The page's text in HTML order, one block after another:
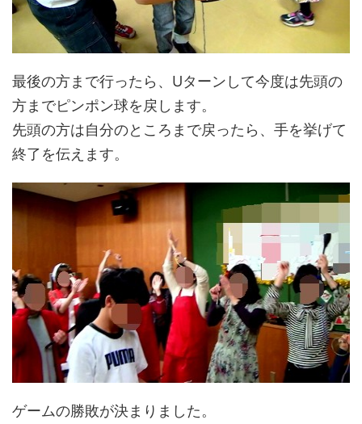
最後の方まで行ったら、Uターンして今度は先頭の
方までピンポン球を戻します。
先頭の方は自分のところまで戻ったら、手を挙げて
終了を伝えます。
ゲームの勝敗が決まりました。